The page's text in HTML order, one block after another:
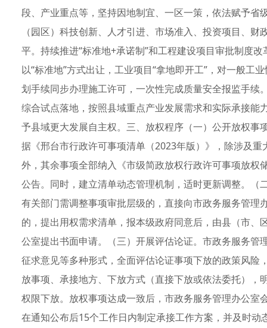
段、产业重点等，坚持因地制宜、一区一策，依法赋予
（园区）科技创新、人才引进、市场准入、投资项目、
平。持续推进“标准地+承诺制”和工程建设项目审批制度
以“标准地”方式出让，工业项目“拿地即开工”，对一般工
划手续同步办理施工许可，一次性完成质量安全报监手
综合试点落地，按照县域重点产业发展需求和实际承接
予县域更大发展自主权。三、放权程序（一）公开放权事
据《邢台市行政许可事项清单（2023年版）》，除涉及
外，其余事项全部纳入《市级简政放权行政许可事项放
公告。同时，建立清单动态管理机制，适时更新调整。
有关部门需调整事项审批层级的，直接向市政务服务管
的，提出用权需求清单，报本级政府同意后，由县（市
公室提出书面申请。（三）开展评估论证。市政务服务
征求意见等多种形式，全面评估论证事项下放的政策风
放事项、承接地方、下放方式（直接下放或依法委托）
权限下放。放权事项达成一致后，市政务服务管理办公
在通知公布后15个工作日内制定承接工作方案，并及时